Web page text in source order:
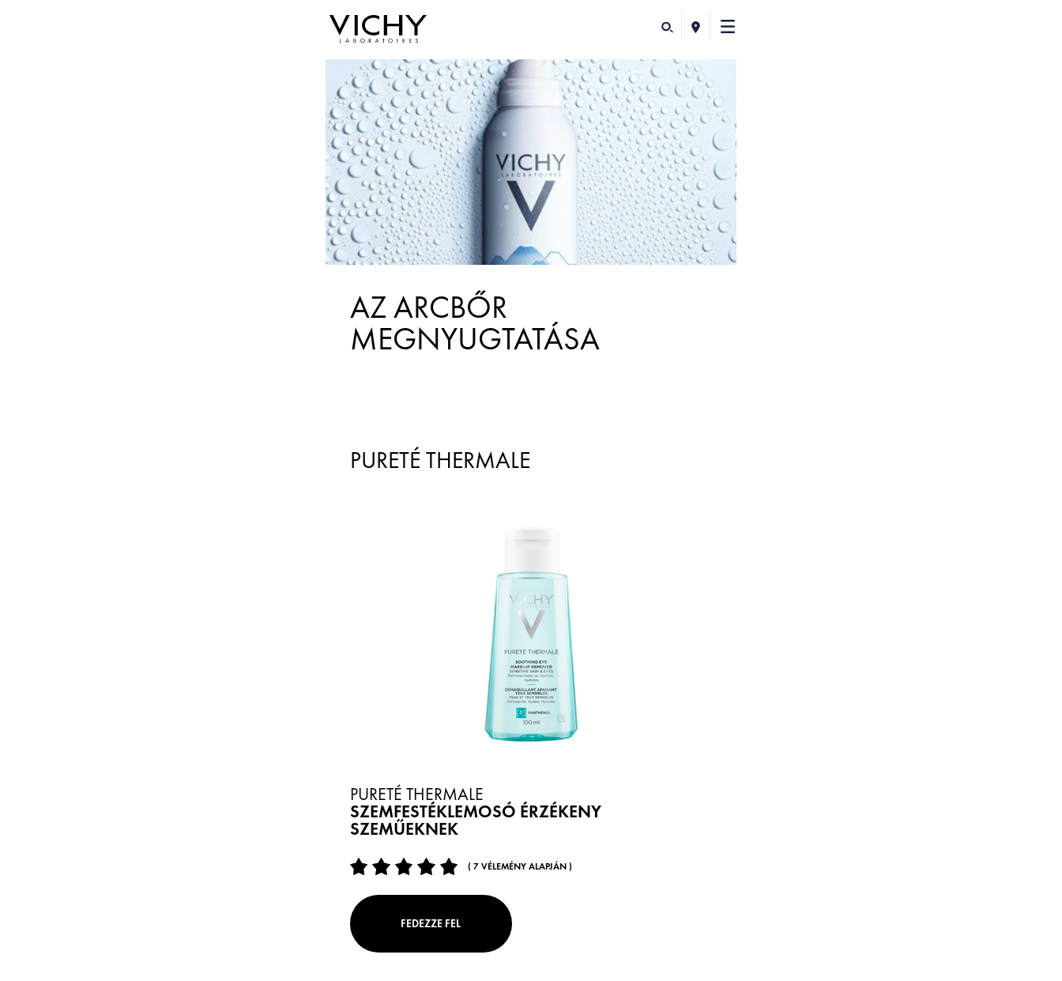
AZ ARCBŐR
MEGNYUGTATÁSA
PURETÉ THERMALE
PURETÉ THERMALE
SZEMFESTÉKLEMOSÓ ÉRZÉKENY
SZEMŰEKNEK
( 7 VÉLEMÉNY ALAPJÁN )
FEDEZZE FEL